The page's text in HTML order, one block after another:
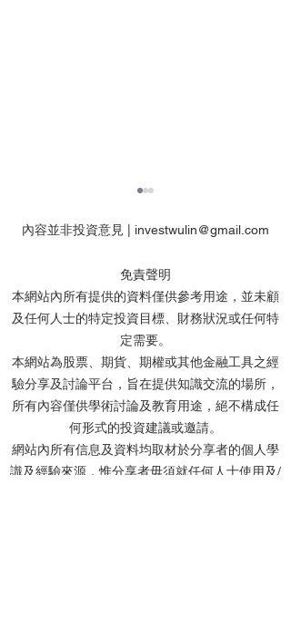
雲狄2026年7月31日操作
及市評
內容並非投資意見 | investwulin@gmail.com
免責聲明
本網站內所有提供的資料僅供參考用途，並未顧
及任何人士的特定投資目標、財務狀況或任何特
定需要。
本網站為股票、期貨、期權或其他金融工具之經
驗分享及討論平台，旨在提供知識交流的場所，
所有內容僅供學術討論及教育用途，絕不構成任
何形式的投資建議或邀請。
網站內所有信息及資料均取材於分享者的個人學
識及經驗來源，惟分享者毋須就任何人士使用及/